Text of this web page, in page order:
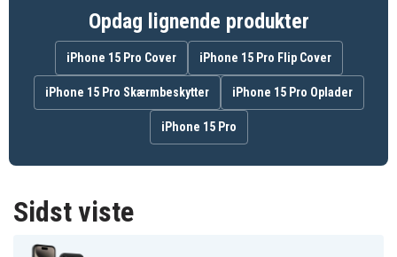
6601175536A
Produkttype Cover
Feature Stativ
Sort
Opdag lignende produkter
iPhone 15 Pro Cover iPhone 15 Pro Flip Cover
iPhone 15 Pro Skærmbeskytter iPhone 15 Pro Oplader
iPhone 15 Pro
Sidst viste